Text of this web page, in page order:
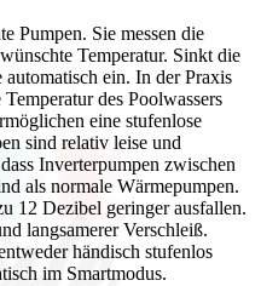
Pumpen. Sie messen die
Temperatur. Sinkt die
automatisch ein. In der Praxis
des Poolwassers
eine stufenlose
sind relativ leise und
Inverterpumpen zwischen
als normale Wärmepumpen.
12 Dezibel geringer ausfallen.
langsamerer Verschleiß.
händisch stufenlos
im Smartmodus.